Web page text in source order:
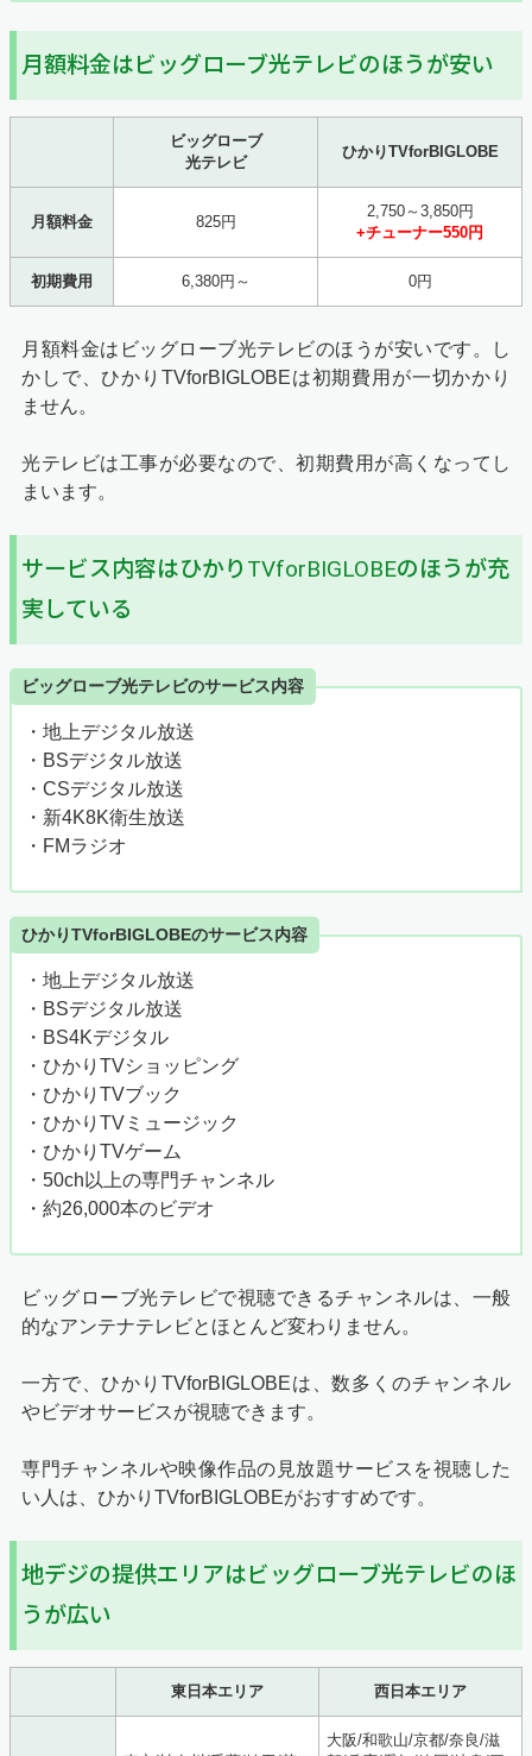
月額料金はビッグローブ光テレビのほうが安い
ビッグローブ
光テレビ
ひかりTVforBIGLOBE
月額料金 825円
2,750～3,850円
+チューナー550円
初期費用 6,380円～ 0円
月額料金はビッグローブ光テレビのほうが安いです。し
かしで、ひかりTVforBIGLOBEは初期費用が一切かかり
ません。
光テレビは工事が必要なので、初期費用が高くなってし
まいます。
サービス内容はひかりTVforBIGLOBEのほうが充
実している
ビッグローブ光テレビのサービス内容
・地上デジタル放送
・BSデジタル放送
・CSデジタル放送
・新4K8K衛生放送
・FMラジオ
ひかりTVforBIGLOBEのサービス内容
・地上デジタル放送
・BSデジタル放送
・BS4Kデジタル
・ひかりTVショッピング
・ひかりTVブック
・ひかりTVミュージック
・ひかりTVゲーム
・50ch以上の専門チャンネル
・約26,000本のビデオ
ビッグローブ光テレビで視聴できるチャンネルは、一般
的なアンテナテレビとほとんど変わりません。
一方で、ひかりTVforBIGLOBEは、数多くのチャンネル
やビデオサービスが視聴できます。
専門チャンネルや映像作品の見放題サービスを視聴した
い人は、ひかりTVforBIGLOBEがおすすめです。
地デジの提供エリアはビッグローブ光テレビのほ
うが広い
東日本エリア 西日本エリア
大阪/和歌山/京都/奈良/滋